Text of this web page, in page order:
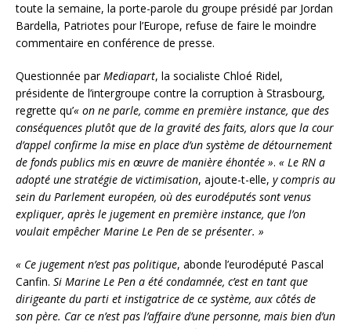
toute la semaine, la porte-parole du groupe présidé par Jordan
Bardella, Patriotes pour l’Europe, refuse de faire le moindre
commentaire en conférence de presse.
Questionnée parMediapart, la socialiste Chloé Ridel,
présidente de l’intergroupe contre la corruption à Strasbourg,
regrette qu’« on ne parle, comme en première instance, que des
conséquences plutôt que de la gravité des faits, alors que la cour
d’appel confirme la mise en place d’un système de détournement
de fonds publics mis en œuvre de manière éhontée ». « Le RN a
adopté une stratégie de victimisation, ajoute-t-elle, y compris au
sein du Parlement européen, où des eurodéputés sont venus
expliquer, après le jugement en première instance, que l’on
voulait empêcher Marine Le Pen de se présenter. »
« Ce jugement n’est pas politique, abonde l’eurodéputé Pascal
Canfin. Si Marine Le Pen a été condamnée, c’est en tant que
dirigeante du parti et instigatrice de ce système, aux côtés de
son père. Car ce n’est pas l’affaire d’une personne, mais bien d’un